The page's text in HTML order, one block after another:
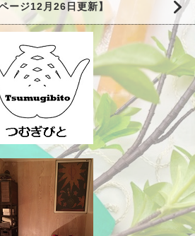
ージ12月26日更新】